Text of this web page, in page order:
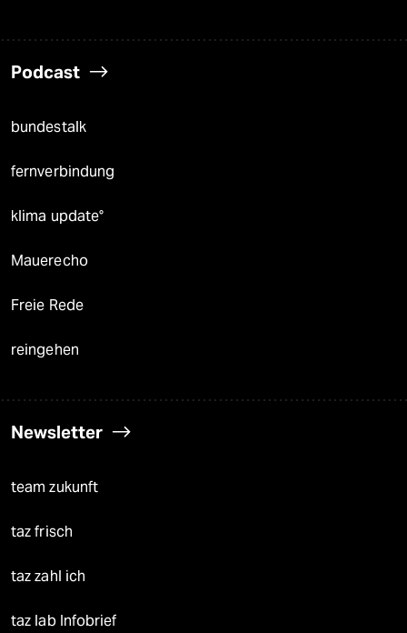
Podcast
bundestalk
fernverbindung
klima update°
Mauerecho
Freie Rede
reingehen
Newsletter
team zukunft
taz frisch
taz zahl ich
taz lab Infobrief